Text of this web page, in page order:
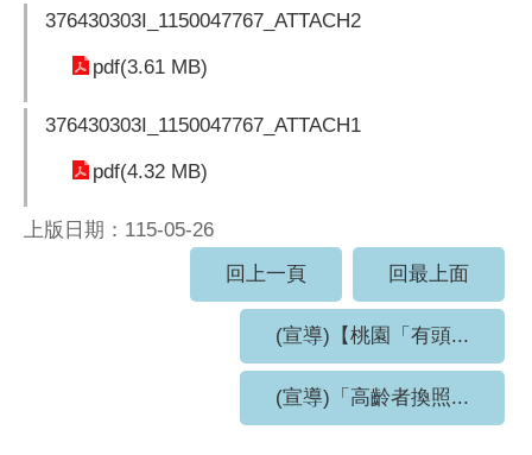
376430303I_1150047767_ATTACH2
pdf(3.61 MB)
376430303I_1150047767_ATTACH1
pdf(4.32 MB)
上版日期：115-05-26
回上一頁
回最上面
(宣導)【桃園「有頭...
(宣導)「高齡者換照...